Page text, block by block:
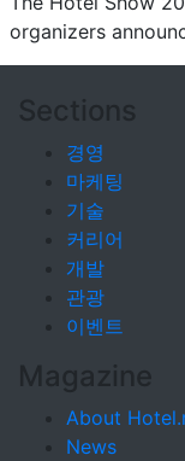
organizers
Sections
경영
마케팅
기술
커리어
개발
관광
이벤트
Magazine
About
News